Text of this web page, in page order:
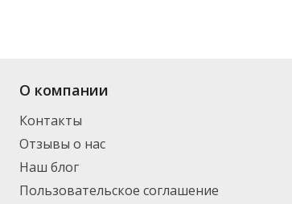
О компании
Контакты
Отзывы о нас
Наш блог
Пользовательское соглашение